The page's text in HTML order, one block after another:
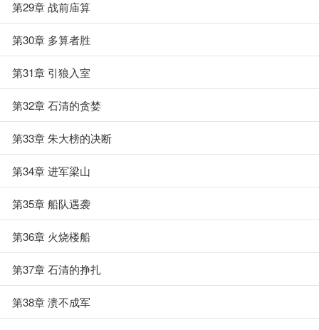
第29章 战前庙算
第30章 多算者胜
第31章 引狼入室
第32章 石清的贪婪
第33章 朱大榜的决断
第34章 进军梁山
第35章 船队遇袭
第36章 火烧楼船
第37章 石清的挣扎
第38章 溃不成军